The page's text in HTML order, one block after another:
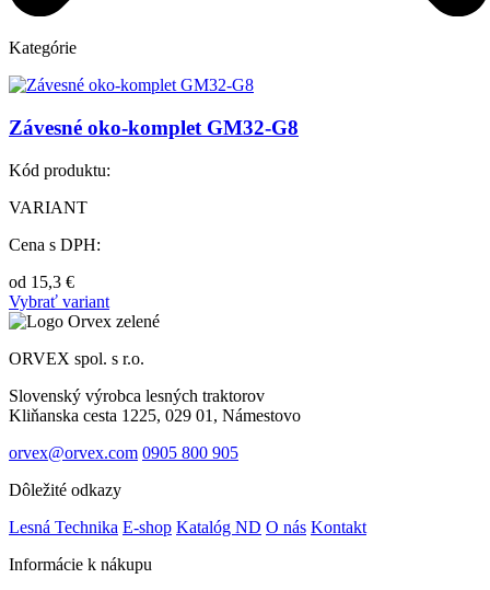
Kategórie
Závesné oko-komplet GM32-G8
Kód produktu:
VARIANT
Cena s DPH:
od 15,3 €
Vybrať variant
ORVEX spol. s r.o.
Slovenský výrobca lesných traktorov
Kliňanska cesta 1225, 029 01, Námestovo
orvex@orvex.com 0905 800 905
Dôležité odkazy
Lesná Technika E-shop Katalóg ND O nás Kontakt
Informácie k nákupu